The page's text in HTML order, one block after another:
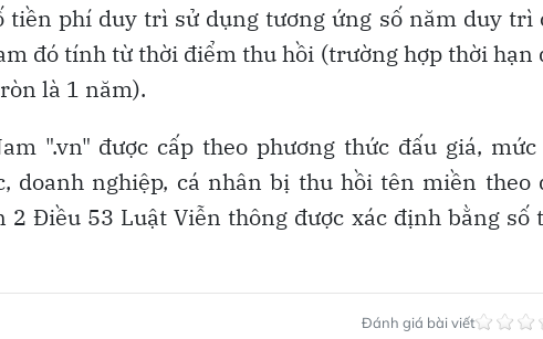
tiền phí duy trì sử dụng tương ứng số năm duy trì
đó tính từ thời điểm thu hồi (trường hợp thời hạn
là 1 năm).
".vn" được cấp theo phương thức đấu giá,
doanh nghiệp, cá nhân bị thu hồi tên miền theo
Điều 53 Luật Viễn thông được xác định bằng số
Đánh giá bài viết